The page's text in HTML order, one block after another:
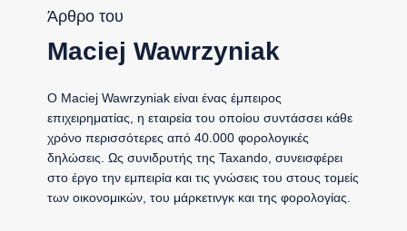
Άρθρο του
Maciej Wawrzyniak
Ο Maciej Wawrzyniak είναι ένας έμπειρος
επιχειρηματίας, η εταιρεία του οποίου συντάσσει κάθε
χρόνο περισσότερες από 40.000 φορολογικές
δηλώσεις. Ως συνιδρυτής της Taxando, συνεισφέρει
στο έργο την εμπειρία και τις γνώσεις του στους τομείς
των οικονομικών, του μάρκετινγκ και της φορολογίας.